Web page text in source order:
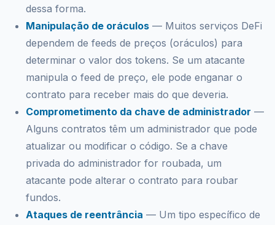
dessa forma.
Manipulação de oráculos— Muitos serviços DeFi
dependem de feeds de preços (oráculos) para
determinar o valor dos tokens. Se um atacante
manipula o feed de preço, ele pode enganar o
contrato para receber mais do que deveria.
Comprometimento da chave de administrador —
Alguns contratos têm um administrador que pode
atualizar ou modificar o código. Se a chave
privada do administrador for roubada, um
atacante pode alterar o contrato para roubar
fundos.
Ataques de reentrância — Um tipo específico de